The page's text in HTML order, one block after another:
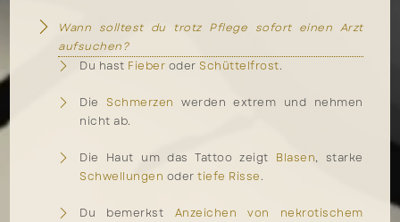
Wann solltest du trotz Pflege sofort einen Arzt
aufsuchen?
Du hast Fieber oder Schüttelfrost.
Die Schmerzen werden extrem und nehmen
nicht ab.
Die Haut um das Tattoo zeigt Blasen, starke
Schwellungen odertiefe Risse.
Du bemerkst Anzeichen von nekrotischem